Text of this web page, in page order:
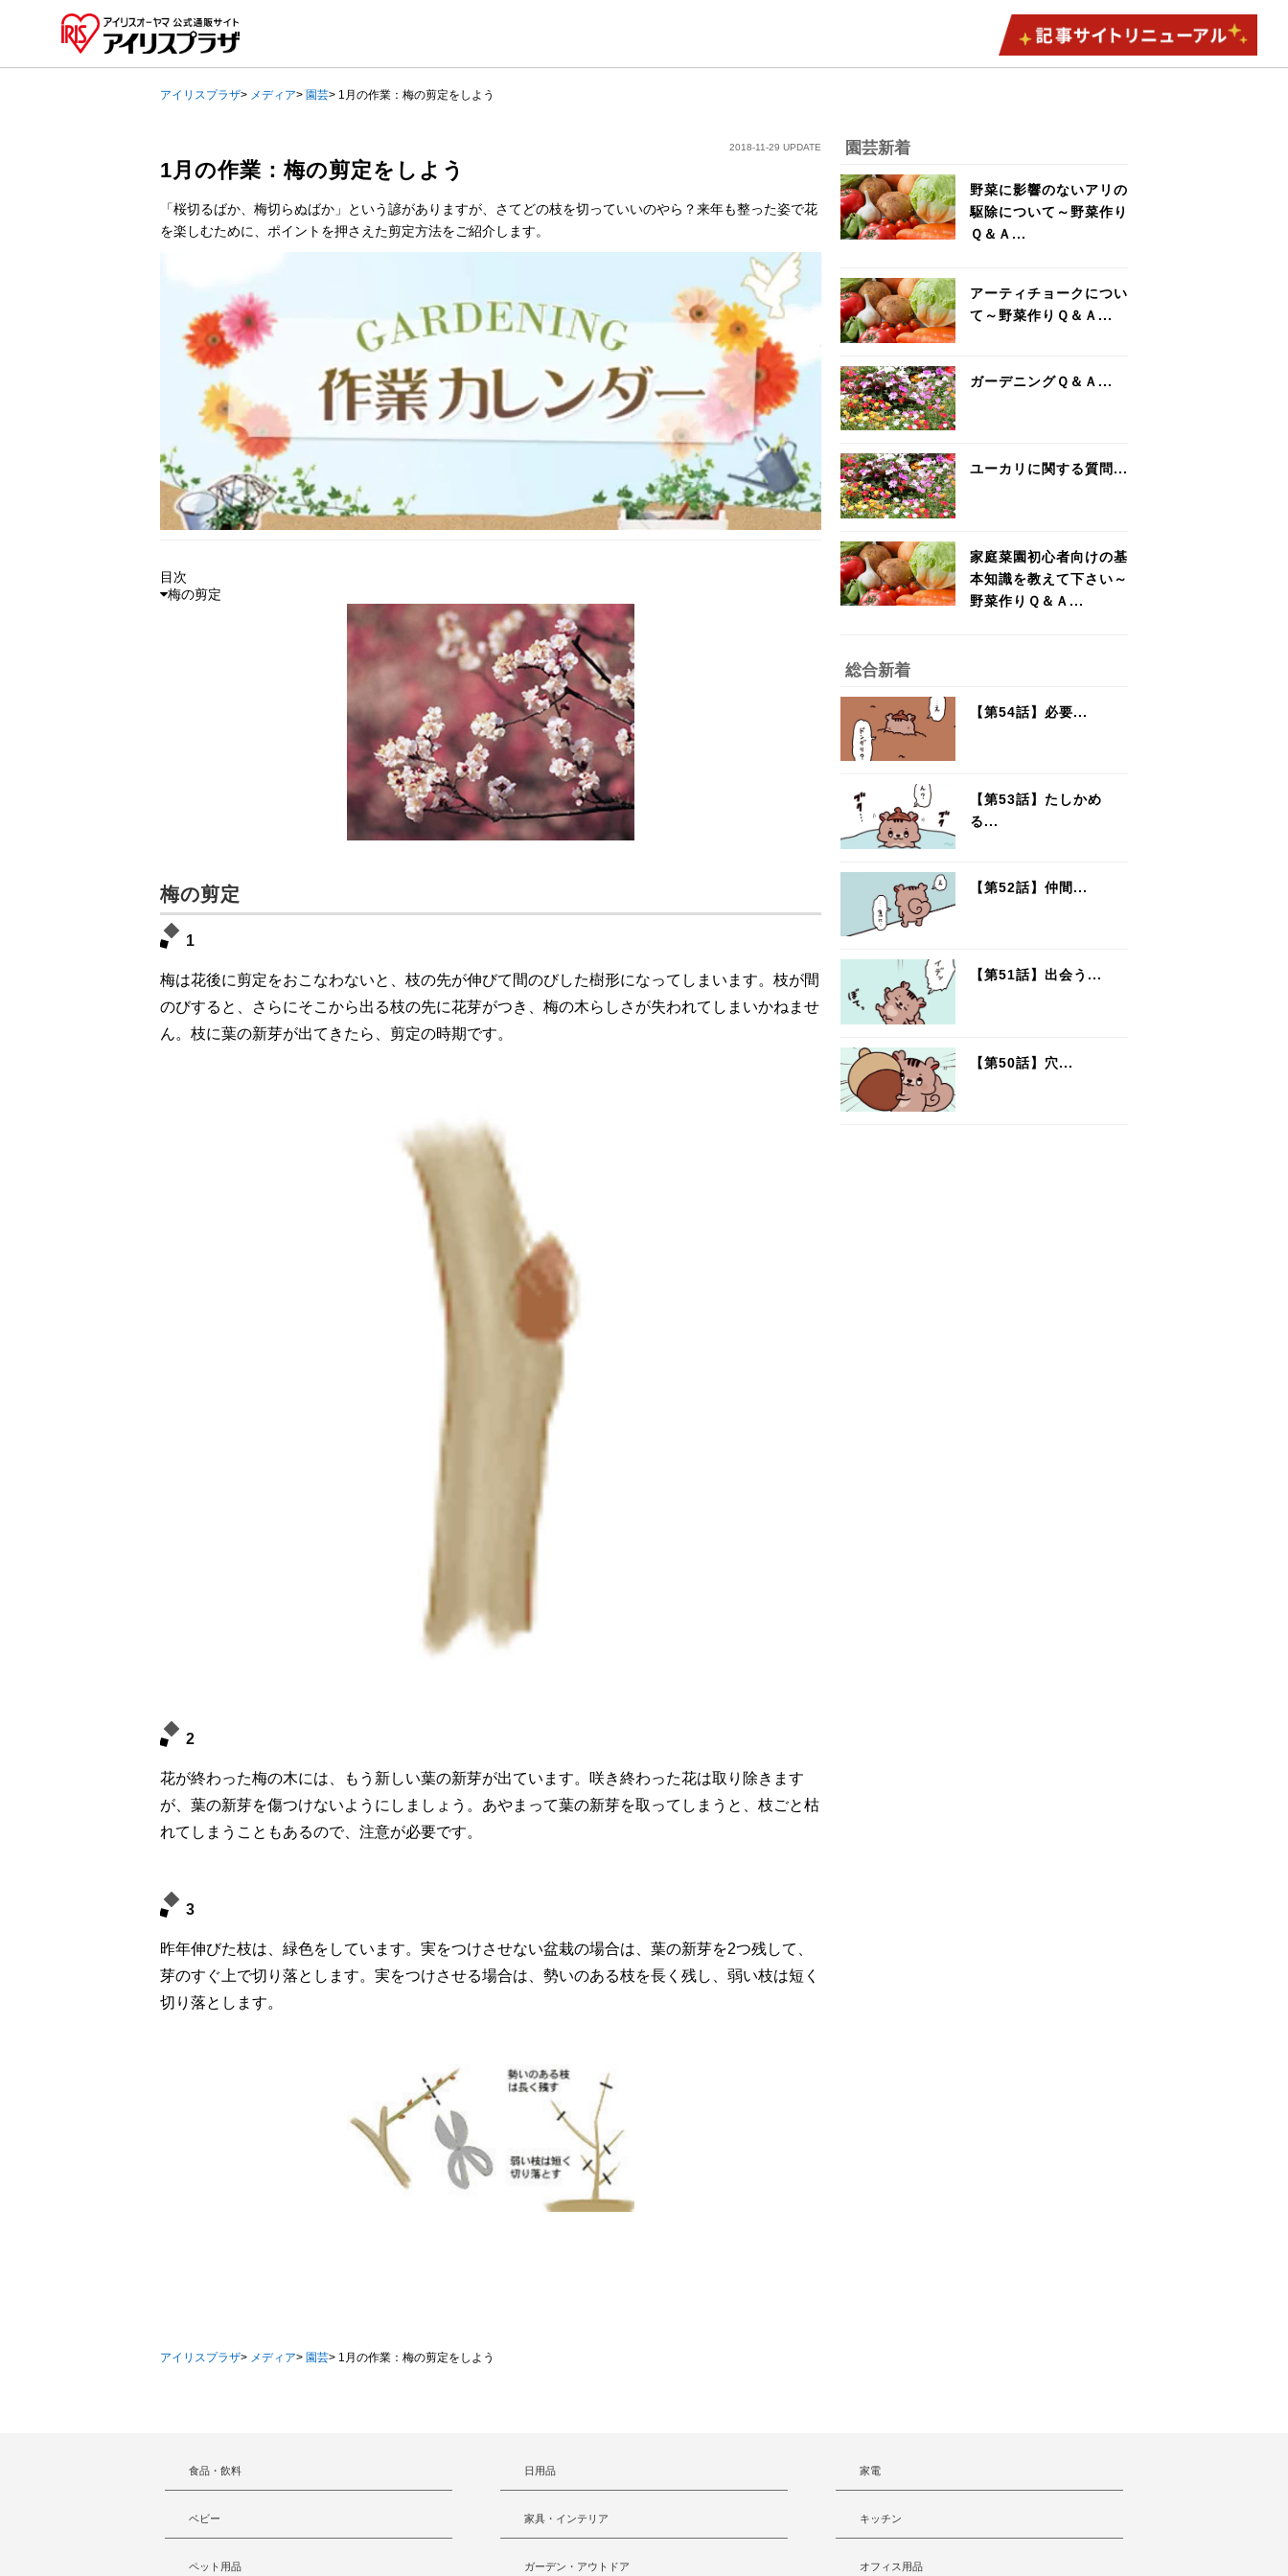
アイリスプラザ> メディア> 園芸> 1月の作業：梅の剪定をしよう
2018-11-29 UPDATE
1月の作業：梅の剪定をしよう
「桜切るばか、梅切らぬばか」という諺がありますが、さてどの枝を切っていいのやら？来年も整った姿で花
を楽しむために、ポイントを押さえた剪定方法をご紹介します。
目次
梅の剪定
梅の剪定
1
梅は花後に剪定をおこなわないと、枝の先が伸びて間のびした樹形になってしまいます。枝が間
のびすると、さらにそこから出る枝の先に花芽がつき、梅の木らしさが失われてしまいかねませ
ん。枝に葉の新芽が出てきたら、剪定の時期です。
2
花が終わった梅の木には、もう新しい葉の新芽が出ています。咲き終わった花は取り除きます
が、葉の新芽を傷つけないようにしましょう。あやまって葉の新芽を取ってしまうと、枝ごと枯
れてしまうこともあるので、注意が必要です。
3
昨年伸びた枝は、緑色をしています。実をつけさせない盆栽の場合は、葉の新芽を2つ残して、
芽のすぐ上で切り落とします。実をつけさせる場合は、勢いのある枝を長く残し、弱い枝は短く
切り落とします。
園芸新着
野菜に影響のないアリの
駆除について～野菜作り
Ｑ＆Ａ...
アーティチョークについ
て～野菜作りＱ＆Ａ...
ガーデニングＱ＆Ａ...
ユーカリに関する質問...
家庭菜園初心者向けの基
本知識を教えて下さい～
野菜作りＱ＆Ａ...
総合新着
【第54話】必要...
【第53話】たしかめ
る...
【第52話】仲間...
【第51話】出会う...
【第50話】穴...
アイリスプラザ> メディア> 園芸> 1月の作業：梅の剪定をしよう
食品・飲料 日用品 家電
ベビー 家具・インテリア キッチン
ペット用品 ガーデン・アウトドア オフィス用品